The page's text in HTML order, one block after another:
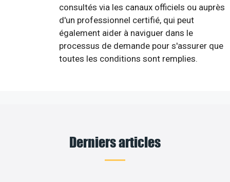
consultés via les canaux officiels ou auprès
d'un professionnel certifié, qui peut
également aider à naviguer dans le
processus de demande pour s'assurer que
toutes les conditions sont remplies.
Derniers articles